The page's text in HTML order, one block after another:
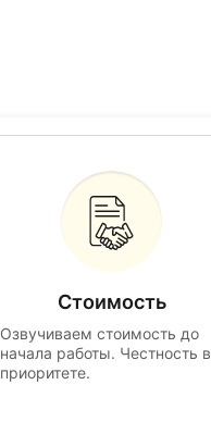
Стоимость
Озвучиваем стоимость до
начала работы. Честность в
приоритете.